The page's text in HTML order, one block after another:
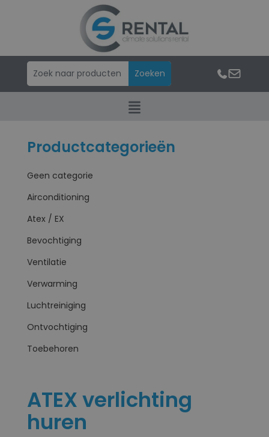
Productcategorieën
Geen categorie
Airconditioning
Atex / EX
Bevochtiging
Ventilatie
Verwarming
Luchtreiniging
Ontvochtiging
Toebehoren
ATEX verlichting
huren